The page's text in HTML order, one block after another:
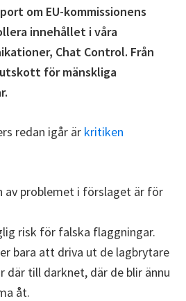
om EU-kommissionens
innehållet i våra
Chat Control. Från
för mänskliga
redan igår är kritiken
av problemet i förslaget är för
risk för falska flaggningar.
bara att driva ut de lagbrytare
där till darknet, där de blir ännu
åt.